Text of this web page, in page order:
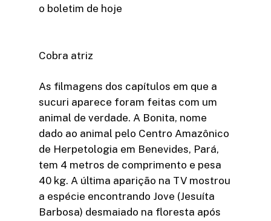
o boletim de hoje
Cobra atriz
As filmagens dos capítulos em que a
sucuri aparece foram feitas com um
animal de verdade. A Bonita, nome
dado ao animal pelo Centro Amazônico
de Herpetologia em Benevides, Pará,
tem 4 metros de comprimento e pesa
40 kg. A última aparição na TV mostrou
a espécie encontrando Jove (Jesuíta
Barbosa) desmaiado na floresta após